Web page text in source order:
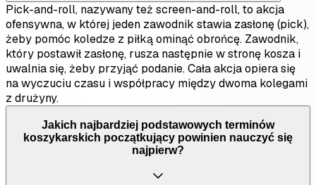
Pick-and-roll, nazywany też screen-and-roll, to akcja
ofensywna, w której jeden zawodnik stawia zasłonę (pick),
żeby pomóc koledze z piłką ominąć obrońcę. Zawodnik,
który postawił zasłonę, rusza następnie w stronę kosza i
uwalnia się, żeby przyjąć podanie. Cała akcja opiera się
na wyczuciu czasu i współpracy między dwoma kolegami
z drużyny.
Jakich najbardziej podstawowych terminów
koszykarskich początkujący powinien nauczyć się
najpierw?